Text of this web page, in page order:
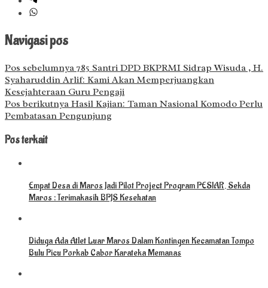
Navigasi pos
Pos sebelumnya 785 Santri DPD BKPRMI Sidrap Wisuda , H.
Syaharuddin Arlif: Kami Akan Memperjuangkan
Kesejahteraan Guru Pengaji
Pos berikutnya Hasil Kajian: Taman Nasional Komodo Perlu
Pembatasan Pengunjung
Pos terkait
Empat Desa di Maros Jadi Pilot Project Program PESIAR, Sekda
Maros : Terimakasih BPJS Kesehatan
Diduga Ada Atlet Luar Maros Dalam Kontingen Kecamatan Tompo
Bulu Picu Porkab Cabor Karateka Memanas